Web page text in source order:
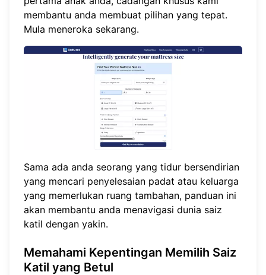
membantu anda membuat pilihan yang tepat.
Mula meneroka sekarang.
Sama ada anda seorang yang tidur bersendirian
yang mencari penyelesaian padat atau keluarga
yang memerlukan ruang tambahan, panduan ini
akan membantu anda menavigasi dunia saiz
katil dengan yakin.
Memahami Kepentingan Memilih Saiz
Katil yang Betul